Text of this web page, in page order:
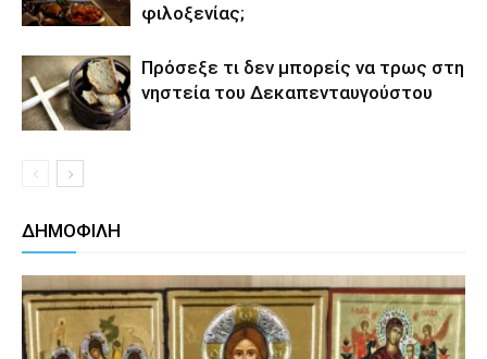
φιλοξενίας;
Πρόσεξε τι δεν μπορείς να τρως στη
νηστεία του Δεκαπενταυγούστου
ΔΗΜΟΦΙΛΗ